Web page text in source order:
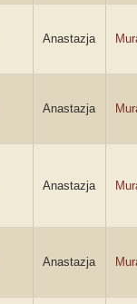
Anastazja
Anastazja
Anastazja
Anastazja